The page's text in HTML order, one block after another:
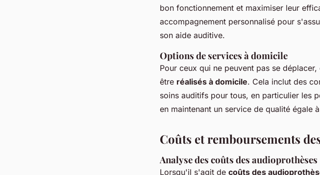
bon fonctionnement et maximiser leur
accompagnement personnalisé pour
son aide auditive.
Options de services à domicile
Pour ceux qui ne peuvent pas se déplacer,
être réalisés à domicile. Cela inclut des
soins auditifs pour tous, en particulier les
en maintenant un service de qualité égale
Coûts et remboursements
Analyse des coûts des audioprothèses
Lorsqu'il s'agit de coûts des